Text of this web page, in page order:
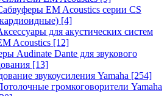
EM Acoustics серии CS
[4]
для акустических систем
Acoustics [12]
Audinate Dante для звукового
[13]
звукоусиления Yamaha [254]
громкоговорители Yamaha